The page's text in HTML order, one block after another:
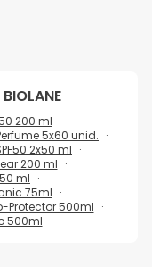
BIOLANE
200 ml
5x60 unid.
2x50 ml
200 ml
ml
75ml
Protector 500ml
500ml